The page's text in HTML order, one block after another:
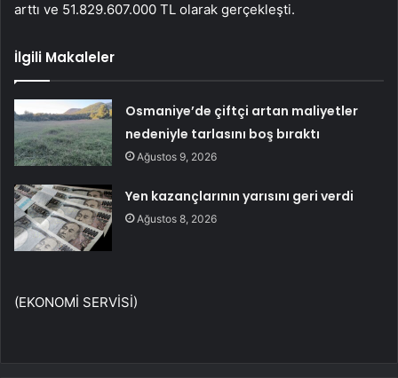
arttı ve 51.829.607.000 TL olarak gerçekleşti.
İlgili Makaleler
Osmaniye’de çiftçi artan maliyetler
nedeniyle tarlasını boş bıraktı
Ağustos 9, 2026
Yen kazançlarının yarısını geri verdi
Ağustos 8, 2026
(EKONOMİ SERVİSİ)